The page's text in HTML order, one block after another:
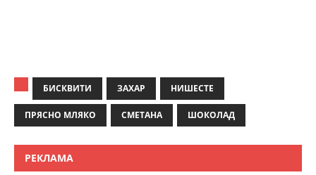
БИСКВИТИ ЗАХАР НИШЕСТЕ
ПРЯСНО МЛЯКО СМЕТАНА ШОКОЛАД
РЕКЛАМА